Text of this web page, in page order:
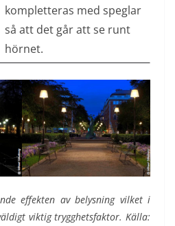
kompletteras med speglar
så att det går att se runt
hörnet.
effekten av belysning vilket i
viktig trygghetsfaktor. Källa: